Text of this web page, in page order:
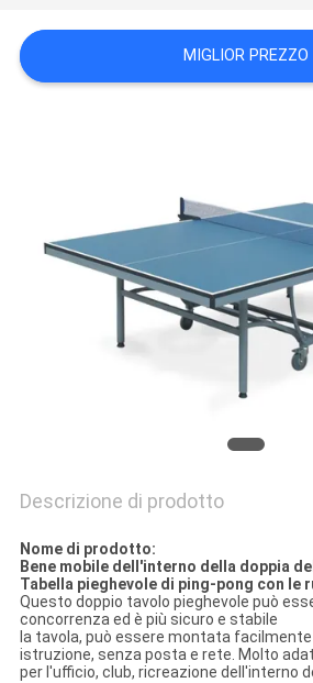
MAPPA
DEL
MIGLIOR PREZZO
Descrizione di prodotto
Nome di prodotto:
Bene mobile dell'interno della doppia
Tabella pieghevole di ping-pong con le
Questo doppio tavolo pieghevole può
concorrenza ed è più sicuro e stabile
la tavola, può essere montata
istruzione, senza posta e rete. Molto
per l'ufficio, club, ricreazione dell'interno